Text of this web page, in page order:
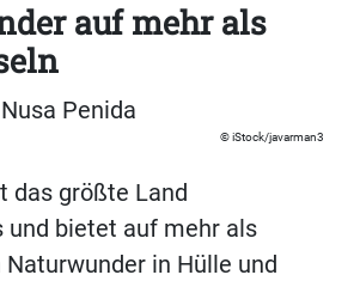
auf mehr als
iStock/javarman3
das größte Land
und bietet auf mehr als
Naturwunder in Hülle und